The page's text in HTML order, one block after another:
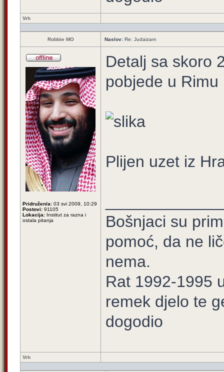
Vrh
Robbie MO Naslov: Re: Judaizam
Pridružen/a: 03 svi 2009, 10:29
Postovi: 91105
Lokacija: Institut za razna i
ostala pitanja
Detalj sa skoro
pobjede u Rimu
Plijen uzet iz
Bošnjaci su
pomoć, da ne
nema.
Rat 1992-1995
remek djelo te
dogodio
Vrh